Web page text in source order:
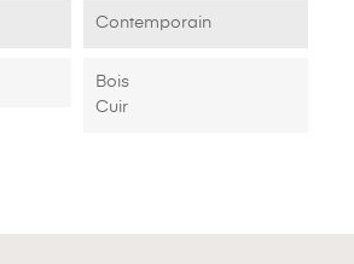
Contemporain
Bois
Cuir